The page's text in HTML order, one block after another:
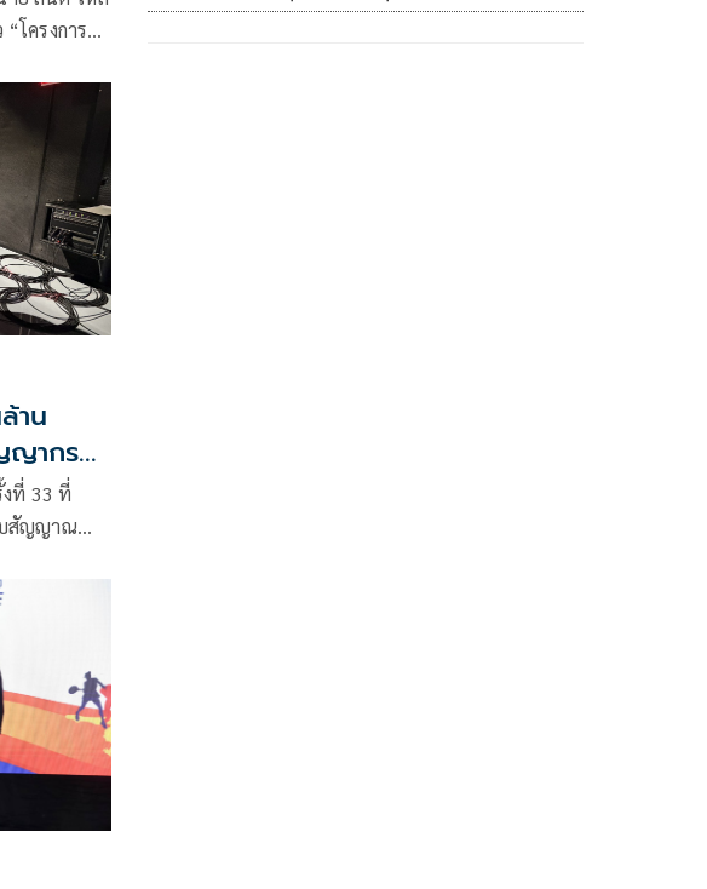
โครงการ
าน
ญากรม
งที่ 33 ที่
บสัญญาณ